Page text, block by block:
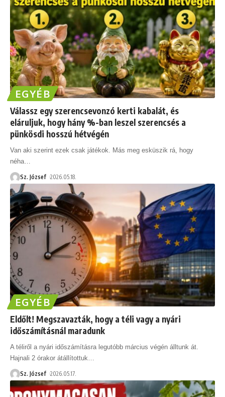
EGYÉB
Válassz egy szerencsevonzó kerti kabalát, és
eláruljuk, hogy hány %-ban leszel szerencsés a
pünkösdi hosszú hétvégén
Van aki szerint ezek csak játékok. Más meg esküszik rá, hogy
néha
Sz. József 2026.05.18.
EGYÉB
Eldőlt! Megszavazták, hogy a téli vagy a nyári
időszámításnál maradunk
A téliről a nyári időszámításra legutóbb március végén álltunk át.
Hajnali 2 órakor átállítottuk…
Sz. József 2026.05.17.